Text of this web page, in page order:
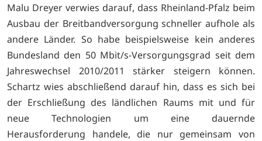
Malu Dreyer verwies darauf, dass Rheinland-Pfalz beim
Ausbau der Breitbandversorgung schneller aufhole als
andere Länder. So habe beispielsweise kein anderes
Bundesland den 50 Mbit/s-Versorgungsgrad seit dem
Jahreswechsel 2010/2011 stärker steigern können.
Schartz wies abschließend darauf hin, dass es sich bei
der Erschließung des ländlichen Raums mit und für
neue Technologien um eine dauernde
Herausforderung handele, die nur gemeinsam von